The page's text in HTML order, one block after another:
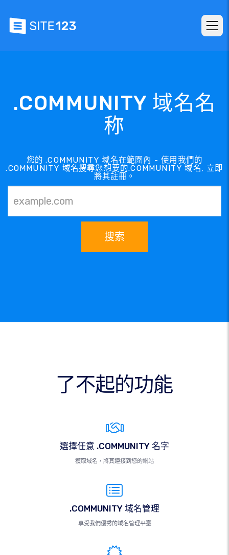
.COMMUNITY 域名名
称
您的 .COMMUNITY 域名在範圍內 - 使用我們的
.COMMUNITY 域名搜尋您想要的.COMMUNITY 域名, 立即
將其註冊。
搜索
了不起的功能
選擇任意 .COMMUNITY 名字
獲取域名，將其連接到您的網站
.COMMUNITY 域名管理
享受我們優秀的域名管理平臺